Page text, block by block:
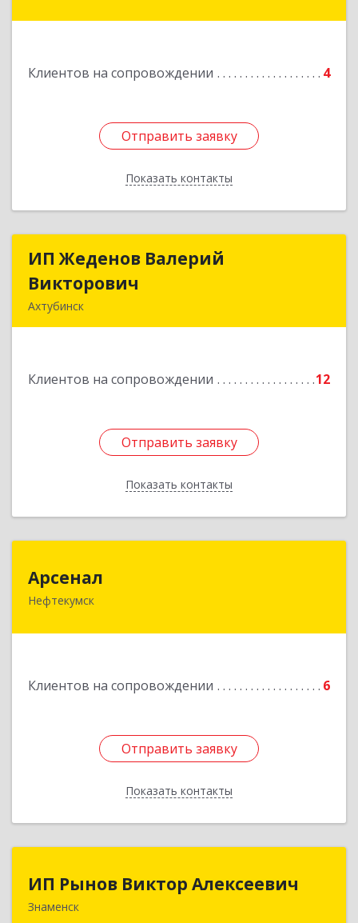
Клиентов на сопровождении 4
Отправить заявку
Показать контакты
Отправить заявку
Назад
ИП Жеденов Валерий
Викторович
Ахтубинск
Клиентов на сопровождении 12
Отправить заявку
Показать контакты
ИП Жеденов Валерий
Подробнее
Отправить заявку
Назад
Арсенал
Нефтекумск
Клиентов на сопровождении 6
Отправить заявку
Показать контакты
Отправить заявку
Назад
ИП Рынов Виктор Алексеевич
Знаменск